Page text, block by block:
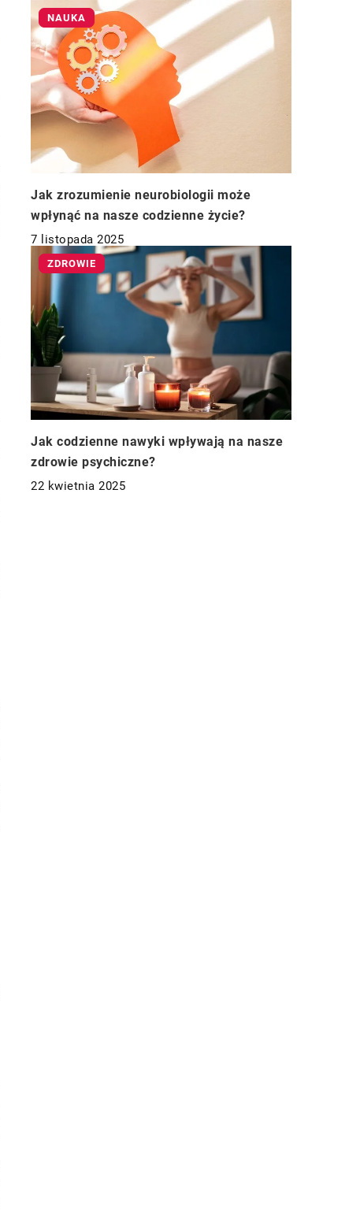
NAUKA
Jak zrozumienie neurobiologii może
wpłynąć na nasze codzienne życie?
7 listopada 2025
ZDROWIE
Jak codzienne nawyki wpływają na nasze
zdrowie psychiczne?
22 kwietnia 2025